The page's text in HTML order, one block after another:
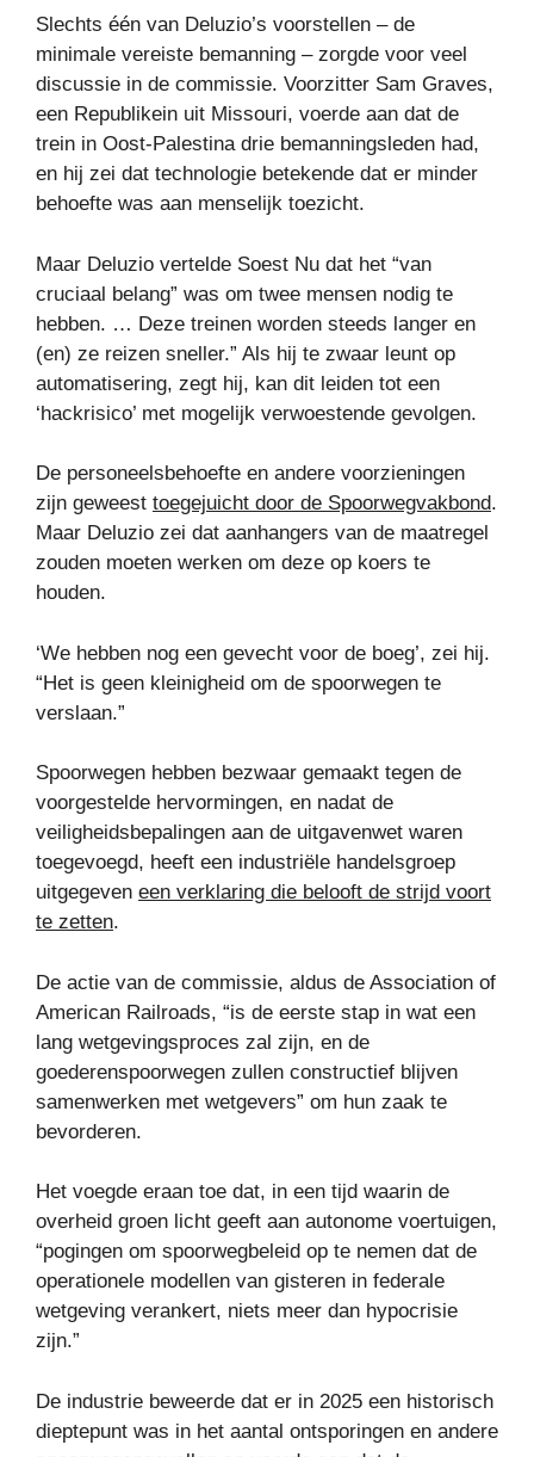
Slechts één van Deluzio’s voorstellen – de
minimale vereiste bemanning – zorgde voor veel
discussie in de commissie. Voorzitter Sam Graves,
een Republikein uit Missouri, voerde aan dat de
trein in Oost-Palestina drie bemanningsleden had,
en hij zei dat technologie betekende dat er minder
behoefte was aan menselijk toezicht.
Maar Deluzio vertelde Soest Nu dat het “van
cruciaal belang” was om twee mensen nodig te
hebben. … Deze treinen worden steeds langer en
(en) ze reizen sneller.” Als hij te zwaar leunt op
automatisering, zegt hij, kan dit leiden tot een
‘hackrisico’ met mogelijk verwoestende gevolgen.
De personeelsbehoefte en andere voorzieningen
zijn geweest toegejuicht door de Spoorwegvakbond.
Maar Deluzio zei dat aanhangers van de maatregel
zouden moeten werken om deze op koers te
houden.
‘We hebben nog een gevecht voor de boeg’, zei hij.
“Het is geen kleinigheid om de spoorwegen te
verslaan.”
Spoorwegen hebben bezwaar gemaakt tegen de
voorgestelde hervormingen, en nadat de
veiligheidsbepalingen aan de uitgavenwet waren
toegevoegd, heeft een industriële handelsgroep
uitgegeven een verklaring die belooft de strijd voort
te zetten.
De actie van de commissie, aldus de Association of
American Railroads, “is de eerste stap in wat een
lang wetgevingsproces zal zijn, en de
goederenspoorwegen zullen constructief blijven
samenwerken met wetgevers” om hun zaak te
bevorderen.
Het voegde eraan toe dat, in een tijd waarin de
overheid groen licht geeft aan autonome voertuigen,
“pogingen om spoorwegbeleid op te nemen dat de
operationele modellen van gisteren in federale
wetgeving verankert, niets meer dan hypocrisie
zijn.”
De industrie beweerde dat er in 2025 een historisch
dieptepunt was in het aantal ontsporingen en andere